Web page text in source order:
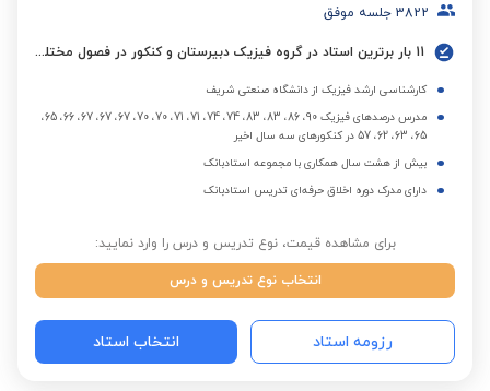
3822 جلسه موفق
11 بار برترین استاد در گروه فیزیک دبیرستان و کنکور در فصول مختلف
کارشناسی ارشد فیزیک از دانشگاه صنعتی شریف
مدرس درصدهای فیزیک 90، 86، 83، 83، 74، 74، 71، 71، 70، 70، 67، 67، 67، 66، 65،
65، 63، 62، 57 در کنکورهای سه سال اخیر
بیش از هشت سال همکاری با مجموعه استادبانک
دارای مدرک دوره اخلاق حرفه‌ای تدریس استادبانک
برای مشاهده قیمت، نوع تدریس و درس را وارد نمایید:
انتخاب نوع تدریس و درس
رزومه استاد انتخاب استاد